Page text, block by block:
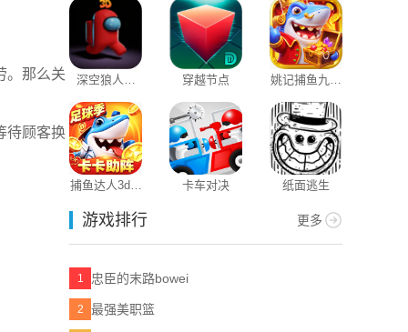
。那么关
待顾客换
深空狼人杀
3D
穿越节点
姚记捕鱼九游
版本
捕鱼达人3d老
卡车对决 纸面逃生
游戏排行 更多
1 忠臣的末路bowei
2 最强美职篮